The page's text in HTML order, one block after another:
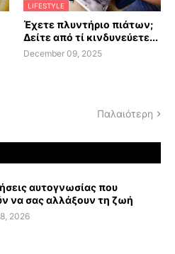
LIFESTYLE
Έχετε πλυντήριο πιάτων;
Δείτε από τί κινδυνεύετε...
December 09, 2025
Παλαιότερη
αυτογνωσίας που
να σας αλλάξουν τη ζωή
2026